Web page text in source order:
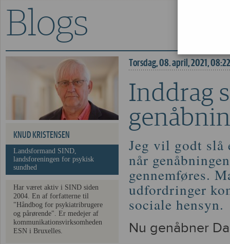
Inddrag sociale
Blogs
KNUD KRISTENSEN
Landsformand SIND,
landsforeningen for psykisk
sundhed
Har været aktiv i SIND siden
2004. En af forfatterne til
"Håndbog for psykiatribrugere
og pårørende". Er medejer af
kommunikationsvirksomheden
ESN i Bruxelles.
Torsdag, 08. april, 2021,
Inddrag
Jeg vil godt slå
når
gennemføres.
udfordringer
sociale hensyn.
Nu genåbner